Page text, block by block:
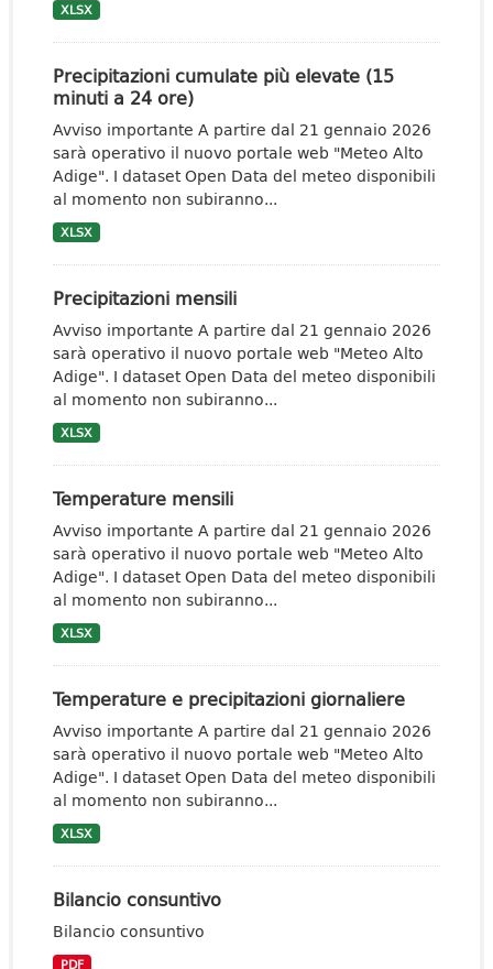
XLSX
Precipitazioni cumulate più elevate (15
minuti a 24 ore)
Avviso importante A partire dal 21 gennaio 2026
sarà operativo il nuovo portale web "Meteo Alto
Adige". I dataset Open Data del meteo disponibili
al momento non subiranno...
XLSX
Precipitazioni mensili
Avviso importante A partire dal 21 gennaio 2026
sarà operativo il nuovo portale web "Meteo Alto
Adige". I dataset Open Data del meteo disponibili
al momento non subiranno...
XLSX
Temperature mensili
Avviso importante A partire dal 21 gennaio 2026
sarà operativo il nuovo portale web "Meteo Alto
Adige". I dataset Open Data del meteo disponibili
al momento non subiranno...
XLSX
Temperature e precipitazioni giornaliere
Avviso importante A partire dal 21 gennaio 2026
sarà operativo il nuovo portale web "Meteo Alto
Adige". I dataset Open Data del meteo disponibili
al momento non subiranno...
XLSX
Bilancio consuntivo
Bilancio consuntivo
PDF